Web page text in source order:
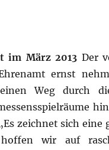
im März 2013 Der
ernst
Weg durch
zeichnet sich eine
wir auf